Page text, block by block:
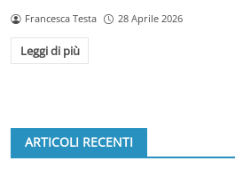
Francesca Testa 28 Aprile 2026
Leggi di più
ARTICOLI RECENTI